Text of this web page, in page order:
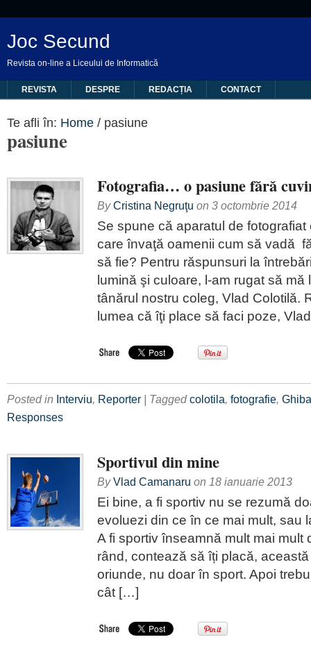
Joc Secund
Revista on-line a Liceului de Informatică
REVISTA DESPRE REDACȚIA CONTACT
Te afli în: Home / pasiune
pasiune
Fotografia… o pasiune fără
ByCristina Negruţu on 3 octombrie 2014
Se spune că aparatul de
care învaţă oamenii cum să vadă
să fie? Pentru răspunsuri la
lumină şi culoare, l-am rugat să mă
tânărul nostru coleg, Vlad Colotilă.
lumea că îţi place să faci poze,
Posted in Interviu, Reporter | Taggedcolotila, fotografie,
Responses
Sportivul din mine
ByVlad Camanaru on 18 ianuarie 2013
Ei bine, a fi sportiv nu se rezumă
evoluezi din ce în ce mai mult, sau
A fi sportiv înseamnă mult mai mult
rând, contează să îți placă,
oriunde, nu doar în sport. Apoi
cât […]